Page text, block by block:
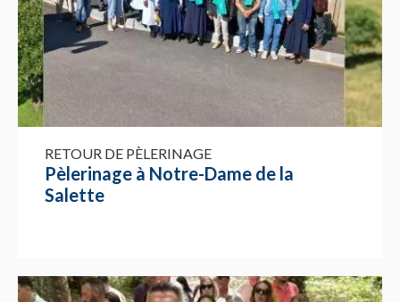
RETOUR DE PÈLERINAGE
Pèlerinage à Notre-Dame de la
Salette